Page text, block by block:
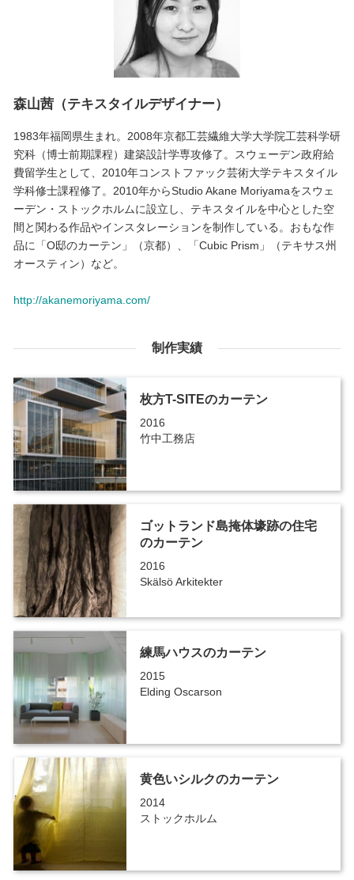
森山茜（テキスタイルデザイナー）
1983年福岡県生まれ。2008年京都工芸繊維大学大学院工芸科学研
究科（博士前期課程）建築設計学専攻修了。スウェーデン政府給
費留学生として、2010年コンストファック芸術大学テキスタイル
学科修士課程修了。2010年からStudio Akane Moriyamaをスウェ
ーデン・ストックホルムに設立し、テキスタイルを中心とした空
間と関わる作品やインスタレーションを制作している。おもな作
品に「O邸のカーテン」（京都）、「Cubic Prism」（テキサス州
オースティン）など。
http://akanemoriyama.com/
制作実績
枚方T-SITEのカーテン
2016
竹中工務店
ゴットランド島掩体壕跡の住宅
のカーテン
2016
Skälsö Arkitekter
練馬ハウスのカーテン
2015
Elding Oscarson
黄色いシルクのカーテン
2014
ストックホルム